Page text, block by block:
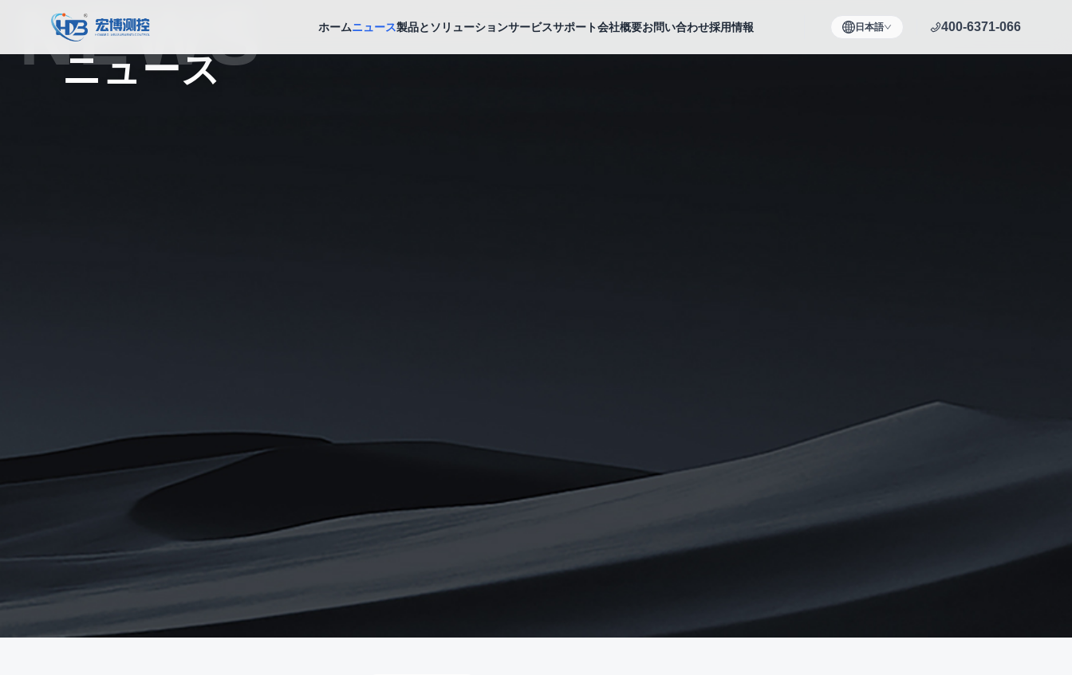
宏博測控 ホームニュース製品とソリューションサービスサポート会社概要お問い合わせ採用情報 日本語 400-6371-066
NEWS
ニュース